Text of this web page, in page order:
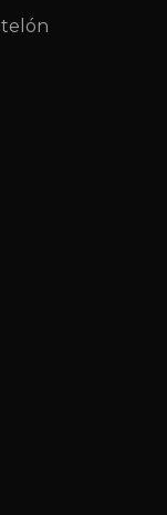
telón